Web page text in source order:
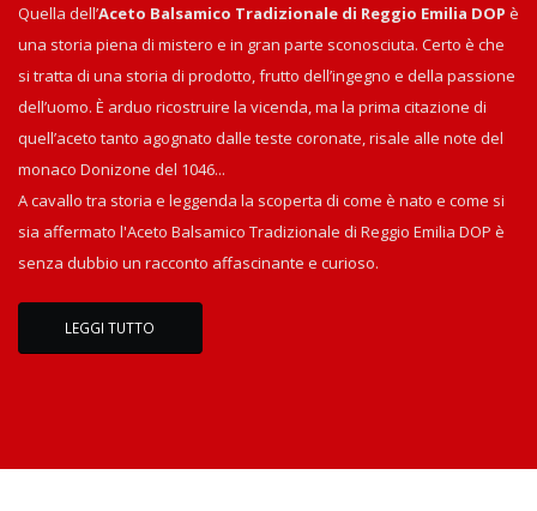
Quella dell’Aceto Balsamico Tradizionale di Reggio Emilia DOP è
una storia piena di mistero e in gran parte sconosciuta. Certo è che
si tratta di una storia di prodotto, frutto dell’ingegno e della passione
dell’uomo. È arduo ricostruire la vicenda, ma la prima citazione di
quell’aceto tanto agognato dalle teste coronate, risale alle note del
monaco Donizone del 1046...
A cavallo tra storia e leggenda la scoperta di come è nato e come si
sia affermato l'Aceto Balsamico Tradizionale di Reggio Emilia DOP è
senza dubbio un racconto affascinante e curioso.
LEGGI TUTTO